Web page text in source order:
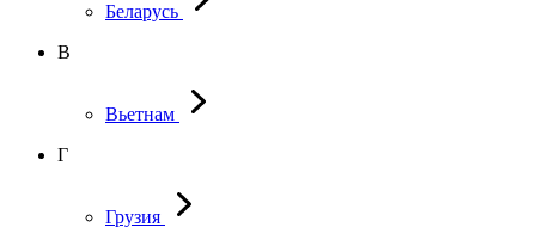
Беларусь
В
Вьетнам
Г
Грузия